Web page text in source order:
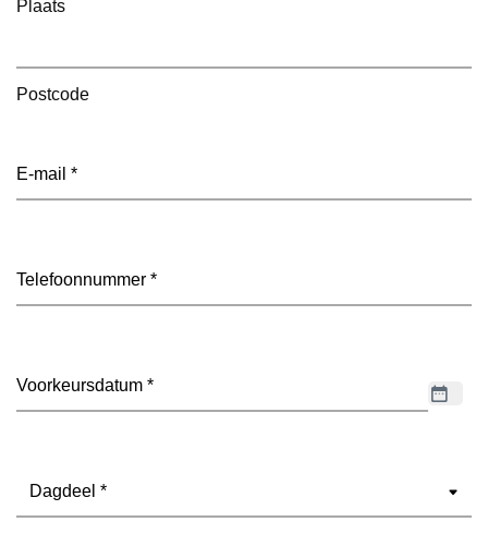
Plaats
Postcode
E-
Telefoon
Datum (Vereist)
Dagdeel (Vereist)